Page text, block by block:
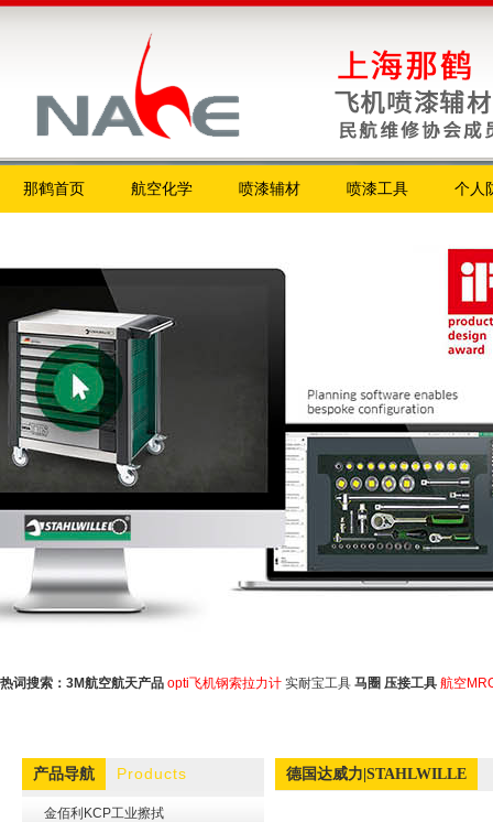
那鹤首页 航空化学 喷漆辅材 喷漆工具 个人
热词搜索： 3M航空航天产品 opti飞机钢索拉力计 实耐宝工具 马圈 压接工具 航空
产品导航 Products
金佰利KCP工业擦拭
德国达威力|STAHLWILLE